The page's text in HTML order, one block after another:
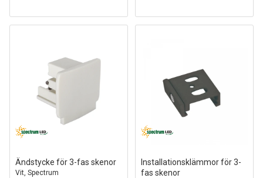
Ändstycke för 3-fas skenor
Vit, Spectrum
Installationsklämmor för 3-
fas skenor